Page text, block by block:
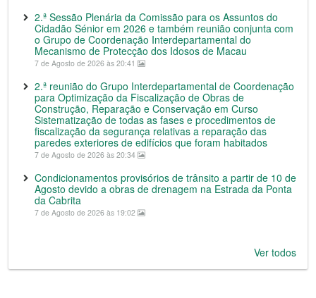
2.ª Sessão Plenária da Comissão para os Assuntos do
Cidadão Sénior em 2026 e também reunião conjunta com
o Grupo de Coordenação Interdepartamental do
Mecanismo de Protecção dos Idosos de Macau
7 de Agosto de 2026 às 20:41
2.ª reunião do Grupo Interdepartamental de Coordenação
para Optimização da Fiscalização de Obras de
Construção, Reparação e Conservação em Curso
Sistematização de todas as fases e procedimentos de
fiscalização da segurança relativas a reparação das
paredes exteriores de edifícios que foram habitados
7 de Agosto de 2026 às 20:34
Condicionamentos provisórios de trânsito a partir de 10 de
Agosto devido a obras de drenagem na Estrada da Ponta
da Cabrita
7 de Agosto de 2026 às 19:02
Ver todos